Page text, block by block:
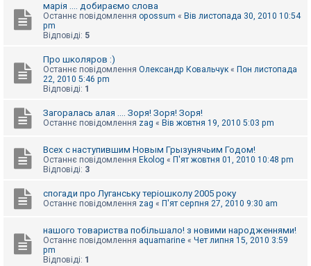
марія .... добираємо слова
Останнє повідомлення opossum « Вів листопада 30, 2010 10:54
pm
Відповіді: 5
Про школяров :)
Останнє повідомлення Олександр Ковальчук « Пон листопада
22, 2010 5:46 pm
Відповіді: 1
Загоралась алая .... Зоря! Зоря! Зоря!
Останнє повідомлення zag « Вів жовтня 19, 2010 5:03 pm
Всех с наступившим Новым Грызунячьим Годом!
Останнє повідомлення Ekolog « П'ят жовтня 01, 2010 10:48 pm
Відповіді: 3
спогади про Луганську теріошколу 2005 року
Останнє повідомлення zag « П'ят серпня 27, 2010 9:30 am
нашого товариства побільшало! з новими народженнями!
Останнє повідомлення aquamarine « Чет липня 15, 2010 3:59
pm
Відповіді: 1